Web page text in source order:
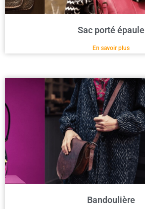
Sac porté épaule
En savoir plus
Bandoulière